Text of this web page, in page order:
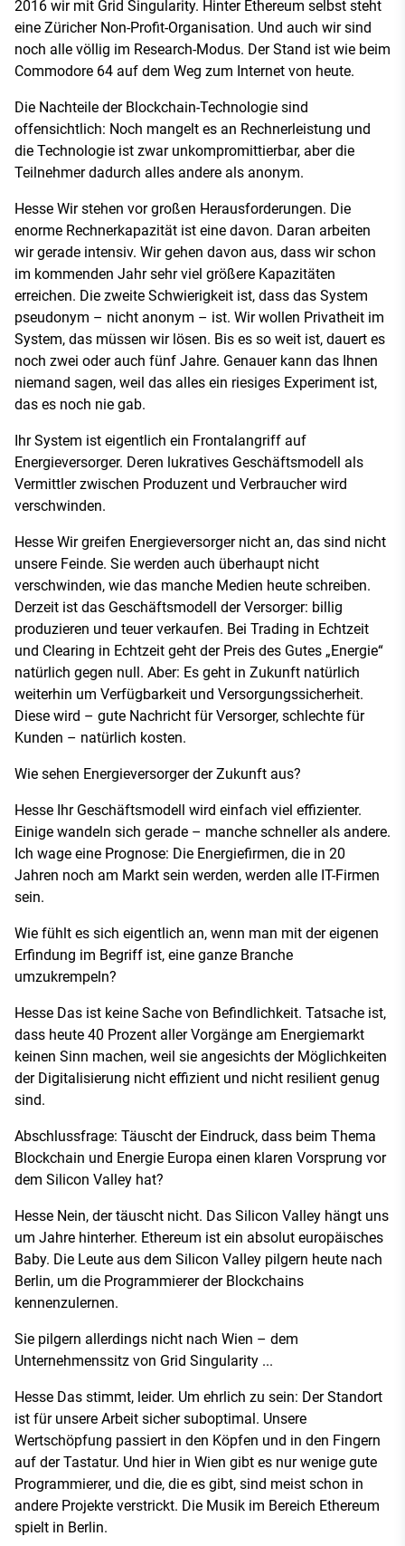
2016 wir mit Grid Singularity. Hinter Ethereum selbst steht
eine Züricher Non-Profit-Organisation. Und auch wir sind
noch alle völlig im Research-Modus. Der Stand ist wie beim
Commodore 64 auf dem Weg zum Internet von heute.
Die Nachteile der Blockchain-Technologie sind
offensichtlich: Noch mangelt es an Rechnerleistung und
die Technologie ist zwar unkompromittierbar, aber die
Teilnehmer dadurch alles andere als anonym.
Hesse Wir stehen vor großen Herausforderungen. Die
enorme Rechnerkapazität ist eine davon. Daran arbeiten
wir gerade intensiv. Wir gehen davon aus, dass wir schon
im kommenden Jahr sehr viel größere Kapazitäten
erreichen. Die zweite Schwierigkeit ist, dass das System
pseudonym – nicht anonym – ist. Wir wollen Privatheit im
System, das müssen wir lösen. Bis es so weit ist, dauert es
noch zwei oder auch fünf Jahre. Genauer kann das Ihnen
niemand sagen, weil das alles ein riesiges Experiment ist,
das es noch nie gab.
Ihr System ist eigentlich ein Frontalangriff auf
Energieversorger. Deren lukratives Geschäftsmodell als
Vermittler zwischen Produzent und Verbraucher wird
verschwinden.
Hesse Wir greifen Energieversorger nicht an, das sind nicht
unsere Feinde. Sie werden auch überhaupt nicht
verschwinden, wie das manche Medien heute schreiben.
Derzeit ist das Geschäftsmodell der Versorger: billig
produzieren und teuer verkaufen. Bei Trading in Echtzeit
und Clearing in Echtzeit geht der Preis des Gutes „Energie“
natürlich gegen null. Aber: Es geht in Zukunft natürlich
weiterhin um Verfügbarkeit und Versorgungssicherheit.
Diese wird – gute Nachricht für Versorger, schlechte für
Kunden – natürlich kosten.
Wie sehen Energieversorger der Zukunft aus?
Hesse Ihr Geschäftsmodell wird einfach viel effizienter.
Einige wandeln sich gerade – manche schneller als andere.
Ich wage eine Prognose: Die Energiefirmen, die in 20
Jahren noch am Markt sein werden, werden alle IT-Firmen
sein.
Wie fühlt es sich eigentlich an, wenn man mit der eigenen
Erfindung im Begriff ist, eine ganze Branche
umzukrempeln?
Hesse Das ist keine Sache von Befindlichkeit. Tatsache ist,
dass heute 40 Prozent aller Vorgänge am Energiemarkt
keinen Sinn machen, weil sie angesichts der Möglichkeiten
der Digitalisierung nicht effizient und nicht resilient genug
sind.
Abschlussfrage: Täuscht der Eindruck, dass beim Thema
Blockchain und Energie Europa einen klaren Vorsprung vor
dem Silicon Valley hat?
Hesse Nein, der täuscht nicht. Das Silicon Valley hängt uns
um Jahre hinterher. Ethereum ist ein absolut europäisches
Baby. Die Leute aus dem Silicon Valley pilgern heute nach
Berlin, um die Programmierer der Blockchains
kennenzulernen.
Sie pilgern allerdings nicht nach Wien – dem
Unternehmenssitz von Grid Singularity ...
Hesse Das stimmt, leider. Um ehrlich zu sein: Der Standort
ist für unsere Arbeit sicher suboptimal. Unsere
Wertschöpfung passiert in den Köpfen und in den Fingern
auf der Tastatur. Und hier in Wien gibt es nur wenige gute
Programmierer, und die, die es gibt, sind meist schon in
andere Projekte verstrickt. Die Musik im Bereich Ethereum
spielt in Berlin.